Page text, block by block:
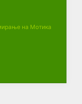
на Мотика